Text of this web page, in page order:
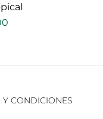
Y CONDICIONES